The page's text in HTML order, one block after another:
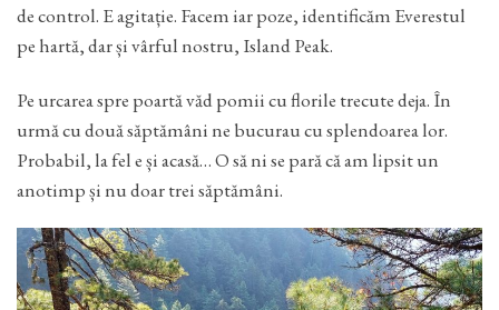
de control. E agitație. Facem iar poze, identificăm Everestul
pe hartă, dar și vârful nostru, Island Peak.
Pe urcarea spre poartă văd pomii cu florile trecute deja. În
urmă cu două săptămâni ne bucurau cu splendoarea lor.
Probabil, la fel e și acasă… O să ni se pară că am lipsit un
anotimp și nu doar trei săptămâni.